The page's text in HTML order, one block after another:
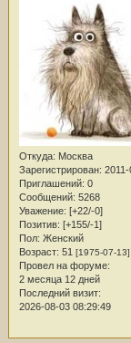
Откуда: Москва
Зарегистрирован: 2011-
Приглашений: 0
Сообщений: 5268
Уважение: [+22/-0]
Позитив: [+155/-1]
Пол: Женский
Возраст: 51 [1975-07-13]
Провел на форуме:
2 месяца 12 дней
Последний визит:
2026-08-03 08:29:49